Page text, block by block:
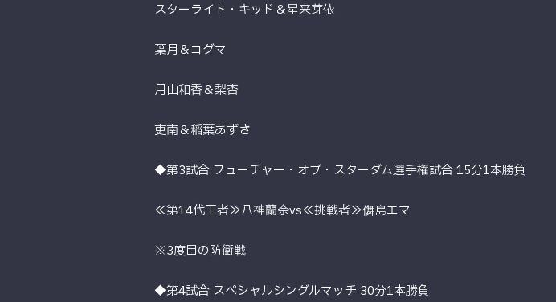
スターライト・キッド＆星来芽依
葉月＆コグマ
月山和香＆梨杏
吏南＆稲葉あずさ
◆第3試合 フューチャー・オブ・スターダム選手権試合 15分1本勝負
≪第14代王者≫八神蘭奈vs≪挑戦者≫儛島エマ
※3度目の防衛戦
◆第4試合 スペシャルシングルマッチ 30分1本勝負